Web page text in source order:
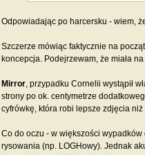
Odpowiadając po harcersku - wiem,
Szczerze mówiąc faktycznie na
koncepcja. Podejrzewam, że miała
Mirror, przypadku Cornelii wystąpił
strony po ok. centymetrze
cyfrówkę, która robi lepsze zdjęcia
Co do oczu - w większości
rysowania (np. LOGHowy). Jednak